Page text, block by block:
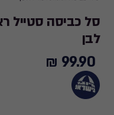
לבן
99.90
₪
99.90 ₪